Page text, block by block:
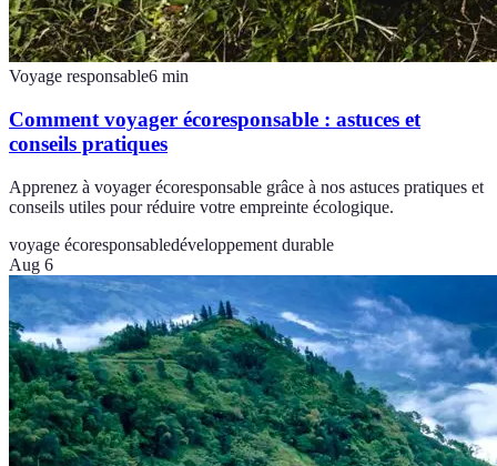
Voyage responsable6 min
Comment voyager écoresponsable : astuces et
conseils pratiques
Apprenez à voyager écoresponsable grâce à nos astuces pratiques et
conseils utiles pour réduire votre empreinte écologique.
voyage écoresponsabledéveloppement durable
Aug 6